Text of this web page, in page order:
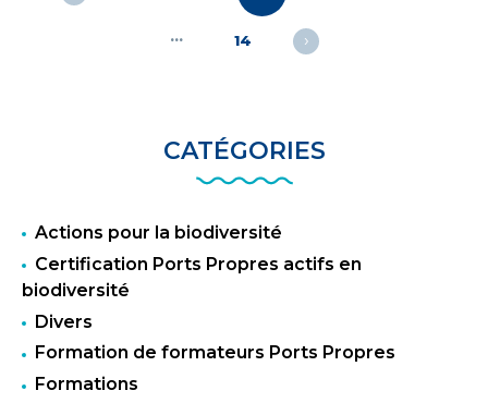
des
publications
… 14 ›
CATÉGORIES
Actions pour la biodiversité
Certification Ports Propres actifs en
biodiversité
Divers
Formation de formateurs Ports Propres
Formations